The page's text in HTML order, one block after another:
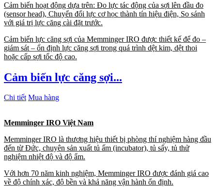
Cảm biến hoạt động dựa trên: Đo lực tác động của sợi lên đầu đo
(sensor head), Chuyển đổi lực cơ học thành tín hiệu điện, So sánh
với giá trị lực căng cài đặt trước.
Cảm biến lực căng sợi của Memminger IRO được thiết kế để đo –
giám sát – ổn định lực căng sợi trong quá trình dệt kim, dệt thoi
hoặc cấp sợi tốc độ cao.
Cảm biến lực căng sợi...
Chi tiết Mua hàng
Memminger IRO Việt Nam
Memminger IRO là thương hiệu thiết bị phòng thí nghiệm hàng đầu
đến từ Đức, chuyên sản xuất tủ ấm (incubator), tủ sấy, tủ thử
nghiệm nhiệt độ và độ ẩm.
Với hơn 70 năm kinh nghiệm, Memminger IRO được đánh giá cao
về độ chính xác, độ bền và khả năng vận hành ổn định.